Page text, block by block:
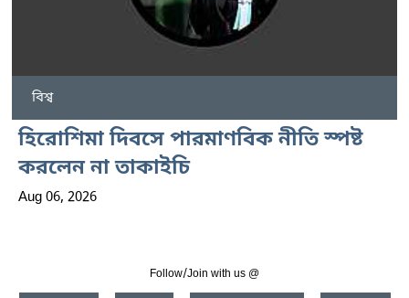
বিশ্ব
হিরোশিমা দিবসে পারমাণবিক নীতি স্পষ্ট
করলেন না তাকাইচি
Aug 06, 2026
Follow/Join with us @